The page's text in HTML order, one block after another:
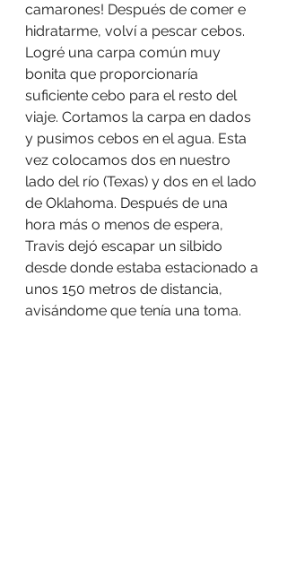
camarones! Después de comer e
hidratarme, volví a pescar cebos.
Logré una carpa común muy
bonita que proporcionaría
suficiente cebo para el resto del
viaje. Cortamos la carpa en dados
y pusimos cebos en el agua. Esta
vez colocamos dos en nuestro
lado del río (Texas) y dos en el lado
de Oklahoma. Después de una
hora más o menos de espera,
Travis dejó escapar un silbido
desde donde estaba estacionado a
unos 150 metros de distancia,
avisándome que tenía una toma.